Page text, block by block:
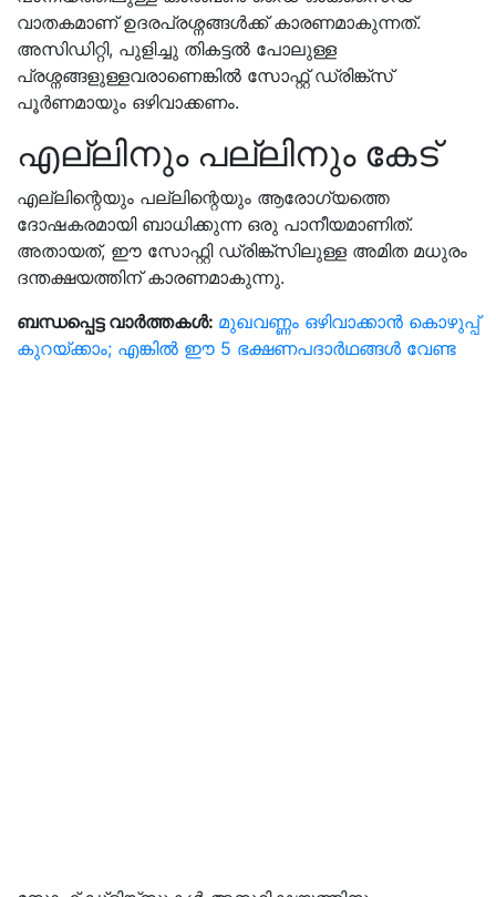
വാതകമാണ് ഉദരപ്രശ്നങ്ങൾക്ക് കാരണമാകുന്നത്.
അസിഡിറ്റി, പുളിച്ചു തികട്ടൽ പോലുള്ള
പ്രശ്നങ്ങളുള്ളവരാണെങ്കിൽ സോഫ്റ്റ് ഡ്രിങ്ക്സ്
പൂർണമായും ഒഴിവാക്കണം.
എല്ലിനും പല്ലിനും കേട്
എല്ലിന്റെയും പല്ലിന്റെയും ആരോഗ്യത്തെ
ദോഷകരമായി ബാധിക്കുന്ന ഒരു പാനീയമാണിത്.
അതായത്, ഈ സോഫ്റ്റി ഡ്രിങ്ക്സിലുള്ള അമിത മധുരം
ദന്തക്ഷയത്തിന് കാരണമാകുന്നു.
ബന്ധപ്പെട്ട വാർത്തകൾ: മുഖവണ്ണം ഒഴിവാക്കാൻ കൊഴുപ്പ്
കുറയ്ക്കാം; എങ്കിൽ ഈ 5 ഭക്ഷണപദാർഥങ്ങൾ വേണ്ട